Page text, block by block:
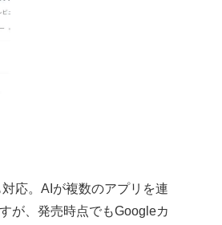
応。AIが複数のアプリを連
が、発売時点でもGoogleカ